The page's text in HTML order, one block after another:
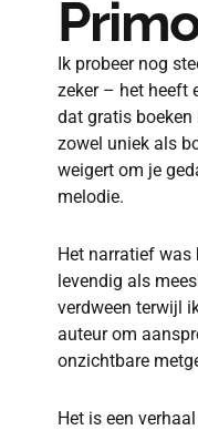
Ik probeer nog
zeker – het heeft
dat gratis boeken
zowel uniek als
weigert om je
melodie.
Het narratief was
levendig als
verdween terwijl
auteur om
onzichtbare
Het is een